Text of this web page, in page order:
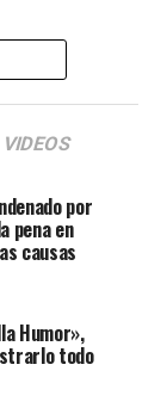
cada paso
último
de
$200
médicos
los 3.500
y no los
del
VIDEOS
por
pena en
causas
Humor»,
todo